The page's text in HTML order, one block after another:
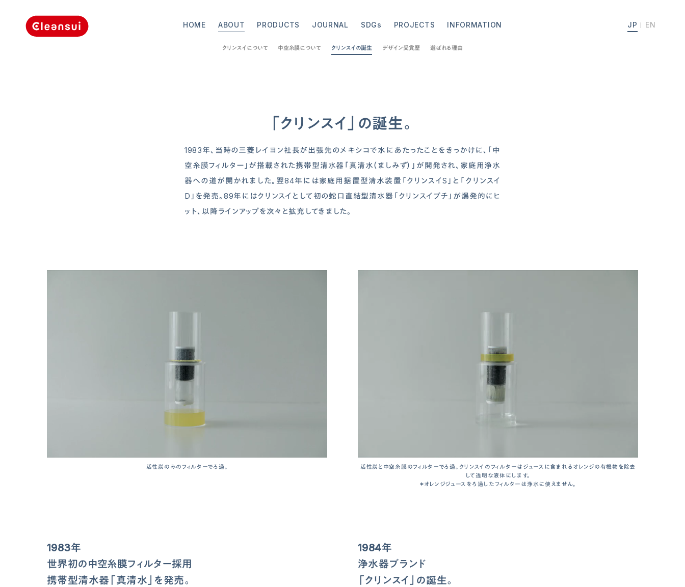
HOME ABOUT PRODUCTS JOURNAL SDGs PROJECTS INFORMATION JP EN
クリンスイについて 中空糸膜について クリンスイの誕生 デザイン受賞歴 選ばれる理由
「クリンスイ」の誕生。
1983年、当時の三菱レイヨン社長が出張先のメキシコで水にあたったことをきっかけに、「中
空糸膜フィルター」が搭載された携帯型清水器「真清水（ましみず）」が開発され、家庭用浄水
器への道が開かれました。翌84年には家庭用据置型清水装置「クリンスイS」と「クリンスイ
D」を発売。89年にはクリンスイとして初の蛇口直結型清水器「クリンスイプチ」が爆発的にヒ
ット、以降ラインアップを次々と拡充してきました。
活性炭のみのフィルターでろ過。
活性炭と中空糸膜のフィルターでろ過。クリンスイのフィルターはジュースに含まれるオレンジの有機物を除去
して透明な液体にします。
＊オレンジジュースをろ過したフィルターは浄水に使えません。
1983年
世界初の中空糸膜フィルター採用
携帯型清水器「真清水」を発売。
1984年
浄水器ブランド
「クリンスイ」の誕生。